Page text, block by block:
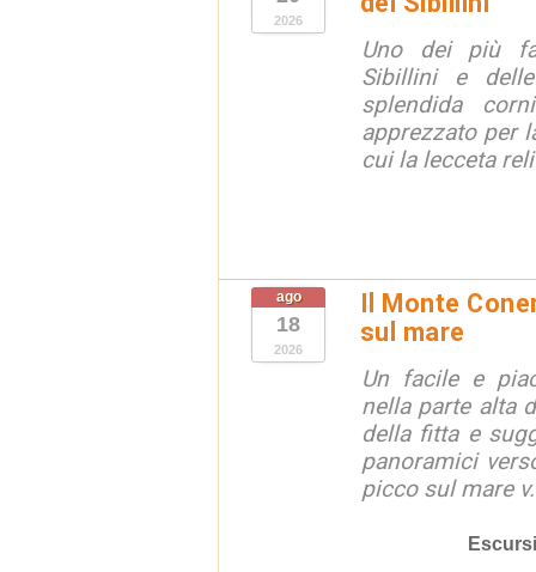
2026
Uno dei più
Sibillini e
splendida
apprezzato per
cui la lecceta
ago
18
2026
Il Monte
sul mare
Un facile e
nella parte alta
della fitta e
panoramici
picco sul mare